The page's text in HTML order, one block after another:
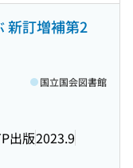
新訂増補第2
出版2023.9
国立国会図書館